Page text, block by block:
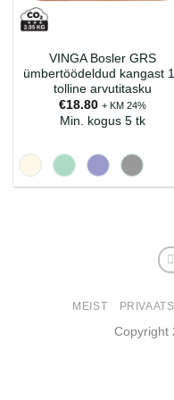
VINGA Bosler GRS
ümbertöödeldud kangast
tolline arvutitasku
€18.80 + KM 24%
Min. kogus 5 tk
MEIST
Copyright